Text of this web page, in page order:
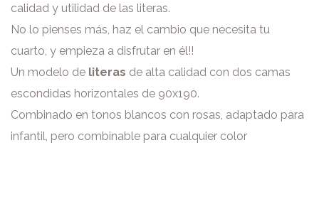
calidad y utilidad de las literas.
No lo pienses más, haz el cambio que necesita tu
cuarto, y empieza a disfrutar en él!!
Un modelo de literas de alta calidad con dos camas
escondidas horizontales de 90x190.
Combinado en tonos blancos con rosas, adaptado para
infantil, pero combinable para cualquier color